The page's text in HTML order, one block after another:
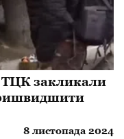
ТЦК закликали
8 листопада 2024